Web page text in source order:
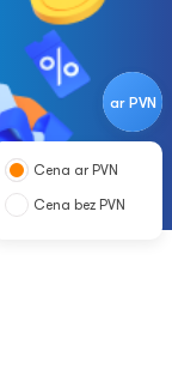
ar PVN
Cena ar PVN
Cena bez PVN